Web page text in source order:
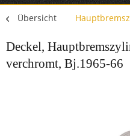
Übersicht
Deckel,
verchromt, Bj.1965-66